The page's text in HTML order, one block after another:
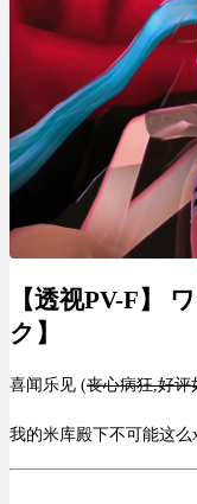
【透视PV-F】
ク】
喜闻乐见 (丧心病狂,好评
我的米库殿下不可能这么